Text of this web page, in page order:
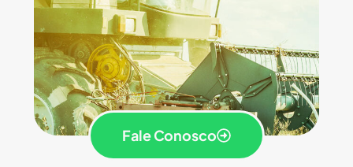
Fale Conosco